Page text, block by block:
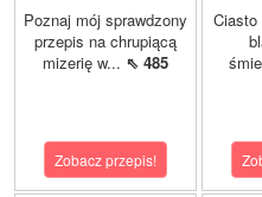
Poznaj mój sprawdzony
przepis na chrupiącą
mizerię w... ⇖ 485
Zobacz przepis!
Ciasto